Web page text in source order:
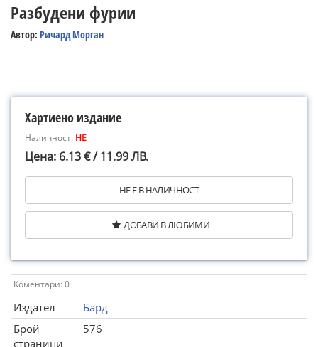
Разбудени фурии
Автор: Ричард Морган
Хартиено издание
Наличност: НЕ
Цена: 6.13 € / 11.99 ЛВ.
НЕ Е В НАЛИЧНОСТ
ДОБАВИ В ЛЮБИМИ
Коментари: 0
Издател
Бард
Брой
страници
576